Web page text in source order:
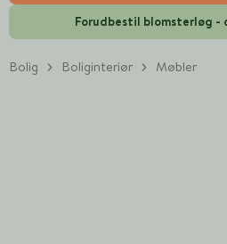
Forudbestil blomsterløg -
Bolig Boliginteriør Møbler